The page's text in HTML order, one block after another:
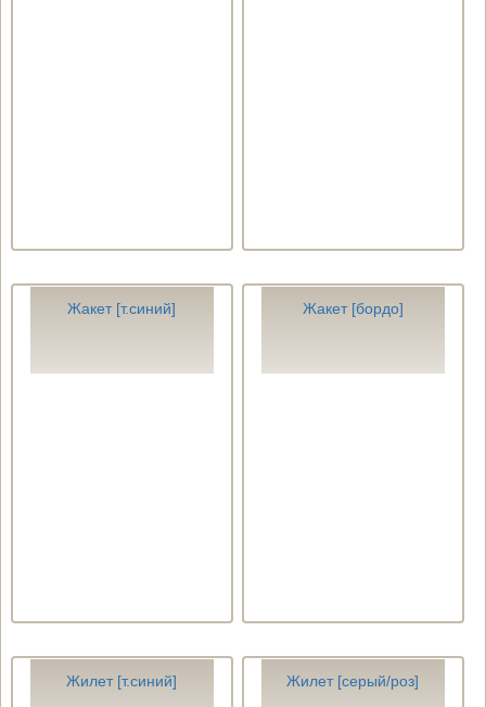
Жакет [т.синий] Жакет [бордо]
Жилет [т.синий] Жилет [серый/роз]